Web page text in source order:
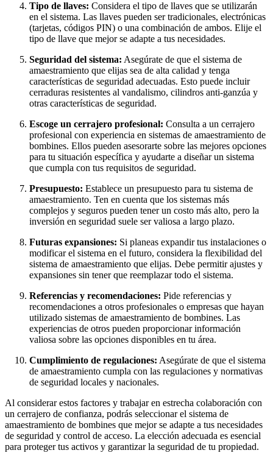
Tipo de llaves: Considera el tipo de llaves que se utilizarán
en el sistema. Las llaves pueden ser tradicionales, electrónicas
(tarjetas, códigos PIN) o una combinación de ambos. Elije el
tipo de llave que mejor se adapte a tus necesidades.
Seguridad del sistema: Asegúrate de que el sistema de
amaestramiento que elijas sea de alta calidad y tenga
características de seguridad adecuadas. Esto puede incluir
cerraduras resistentes al vandalismo, cilindros anti-ganzúa y
otras características de seguridad.
Escoge un cerrajero profesional: Consulta a un cerrajero
profesional con experiencia en sistemas de amaestramiento de
bombines. Ellos pueden asesorarte sobre las mejores opciones
para tu situación específica y ayudarte a diseñar un sistema
que cumpla con tus requisitos de seguridad.
Presupuesto: Establece un presupuesto para tu sistema de
amaestramiento. Ten en cuenta que los sistemas más
complejos y seguros pueden tener un costo más alto, pero la
inversión en seguridad suele ser valiosa a largo plazo.
Futuras expansiones: Si planeas expandir tus instalaciones o
modificar el sistema en el futuro, considera la flexibilidad del
sistema de amaestramiento que elijas. Debe permitir ajustes y
expansiones sin tener que reemplazar todo el sistema.
Referencias y recomendaciones: Pide referencias y
recomendaciones a otros profesionales o empresas que hayan
utilizado sistemas de amaestramiento de bombines. Las
experiencias de otros pueden proporcionar información
valiosa sobre las opciones disponibles en tu área.
Cumplimiento de regulaciones: Asegúrate de que el sistema
de amaestramiento cumpla con las regulaciones y normativas
de seguridad locales y nacionales.
Al considerar estos factores y trabajar en estrecha colaboración con
un cerrajero de confianza, podrás seleccionar el sistema de
amaestramiento de bombines que mejor se adapte a tus necesidades
de seguridad y control de acceso. La elección adecuada es esencial
para proteger tus activos y garantizar la seguridad de tu propiedad.